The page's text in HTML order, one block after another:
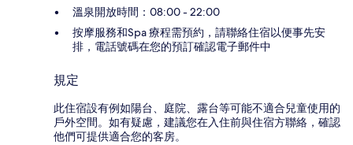
溫泉開放時間：08:00 - 22:00
按摩服務和Spa 療程需預約，請聯絡住宿以便事先安
排，電話號碼在您的預訂確認電子郵件中
規定
此住宿設有例如陽台、庭院、露台等可能不適合兒童使用的
戶外空間。如有疑慮，建議您在入住前與住宿方聯絡，確認
他們可提供適合您的客房。